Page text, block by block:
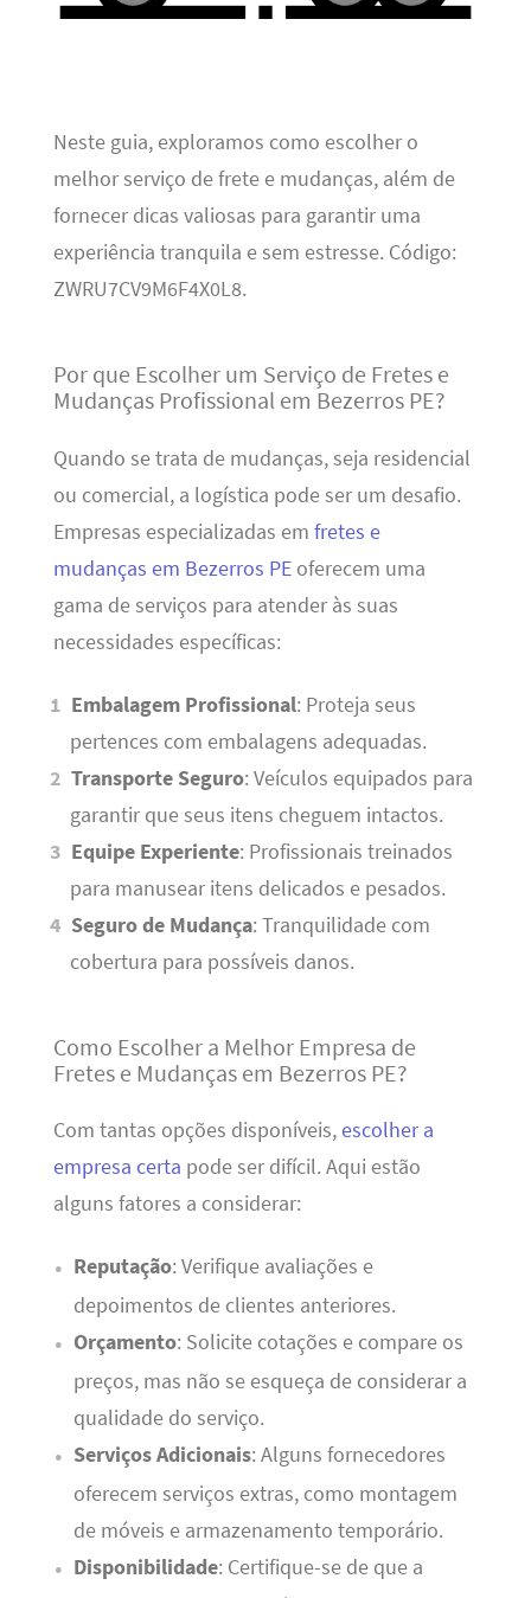
Neste guia, exploramos como escolher o
melhor serviço de frete e mudanças, além de
fornecer dicas valiosas para garantir uma
experiência tranquila e sem estresse. Código:
ZWRU7CV9M6F4X0L8.
Por que Escolher um Serviço de Fretes e
Mudanças Profissional em Bezerros PE?
Quando se trata de mudanças, seja residencial
ou comercial, a logística pode ser um desafio.
Empresas especializadas em fretes e
mudanças em Bezerros PEoferecem uma
gama de serviços para atender às suas
necessidades específicas:
Embalagem Profissional: Proteja seus
pertences com embalagens adequadas.
Transporte Seguro: Veículos equipados para
garantir que seus itens cheguem intactos.
Equipe Experiente: Profissionais treinados
para manusear itens delicados e pesados.
Seguro de Mudança: Tranquilidade com
cobertura para possíveis danos.
Como Escolher a Melhor Empresa de
Fretes e Mudanças em Bezerros PE?
Com tantas opções disponíveis,escolher a
empresa certa pode ser difícil. Aqui estão
alguns fatores a considerar:
Reputação: Verifique avaliações e
depoimentos de clientes anteriores.
Orçamento: Solicite cotações e compare os
preços, mas não se esqueça de considerar a
qualidade do serviço.
Serviços Adicionais: Alguns fornecedores
oferecem serviços extras, como montagem
de móveis e armazenamento temporário.
Disponibilidade: Certifique-se de que a